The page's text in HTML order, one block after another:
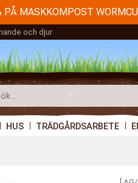
PÅ MASKKOMPOST
och djur
HUS TRÄDGÅRDSARBETE